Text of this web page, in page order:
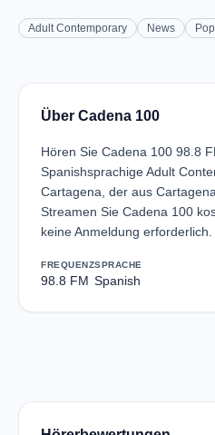
Adult Contemporary News Pop
Über Cadena 100
Hören Sie Cadena 100 98.8
Spanishsprachige Adult
Cartagena, der aus
Streamen Sie Cadena 100
keine Anmeldung erforderlich.
FREQUENZ
98.8 FM
SPRACHE
Spanish